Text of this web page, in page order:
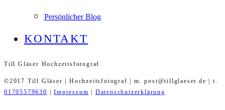
Persönlicher Blog
KONTAKT
Till Gläser Hochzeitsfotograf
©2017 Till Gläser | Hochzeitsfotograf | m. post@tillglaeser.de | t.
01705579630
|Impressum Datenschutzerklärung